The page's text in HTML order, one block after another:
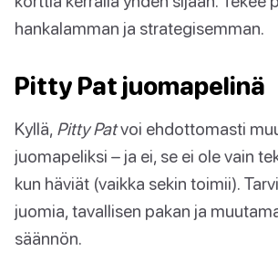
hankalamman ja strategisemman.
Pitty Pat juomapelinä
Kyllä, Pitty Patvoi ehdottomasti
juomapeliksi – ja ei, se ei ole vain
kun häviät (vaikka sekin toimii).
juomia, tavallisen pakan ja
säännön.